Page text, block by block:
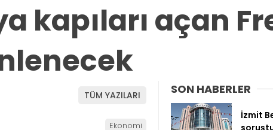
kapıları açan
TÜM YAZILARI
Ekonomi
SON HABERLER
İzmit